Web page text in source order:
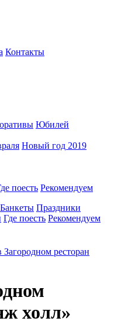
Контакты
Юбилей
Новый год 2019
поесть Рекомендуем
Банкеты Праздники
Где поесть Рекомендуем
Загородном ресторан
холл»